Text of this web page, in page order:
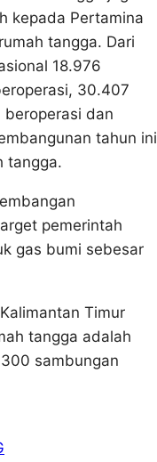
kepada Pertamina
tangga. Dari
18.976
30.407
beroperasi dan
tahun ini
tangga.
pemerintah
gas bumi sebesar
Timur
tangga adalah
sambungan